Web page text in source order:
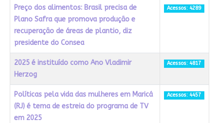
Preço dos alimentos: Brasil precisa de
Plano Safra que promova produção e
recuperação de áreas de plantio, diz
presidente do Consea
Acessos: 4289
2025 é instituído como Ano Vladimir
Herzog
Acessos: 4817
Políticas pela vida das mulheres em Maricá
(RJ) é tema de estreia do programa de TV
em 2025
Acessos: 4457